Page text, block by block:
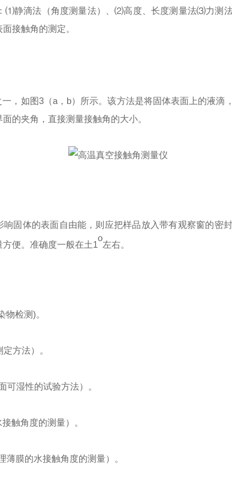
⑴静滴法（角度测量法）、⑵高度、长度测量法⑶力测
接触角的测定。
，如图3（a， b）所示。该方法是将固体表面上的液滴
的夹角，直接测量接触角的大小。
固体的表面自由能，则应把样品放入带有观察窗的密
便。准确度一般在土1
o
左右。
物检测)。
方法）。
可湿性的试验方法）。
接触角度的测量）。
薄膜的水接触角度的测量）。